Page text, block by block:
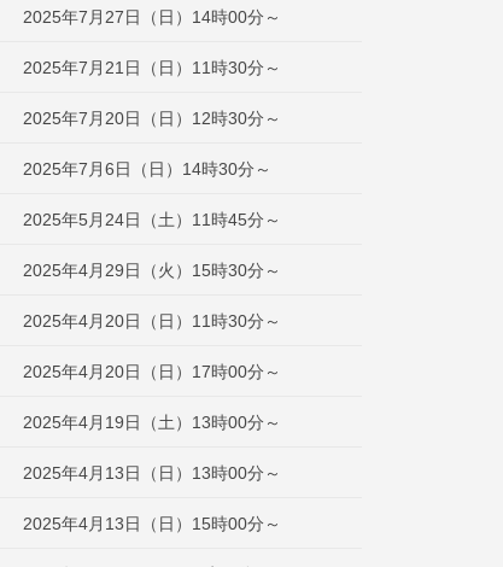
2025年7月27日（日）14時00分～
2025年7月21日（日）11時30分～
2025年7月20日（日）12時30分～
2025年7月6日（日）14時30分～
2025年5月24日（土）11時45分～
2025年4月29日（火）15時30分～
2025年4月20日（日）11時30分～
2025年4月20日（日）17時00分～
2025年4月19日（土）13時00分～
2025年4月13日（日）13時00分～
2025年4月13日（日）15時00分～